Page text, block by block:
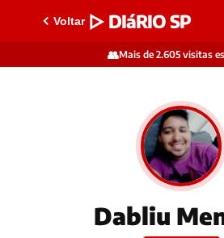
Voltar ▷ DIáRIO SP
👥Mais de 2.605 visitas
Dabliu